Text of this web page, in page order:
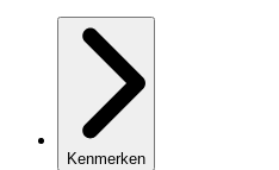
Kenmerken